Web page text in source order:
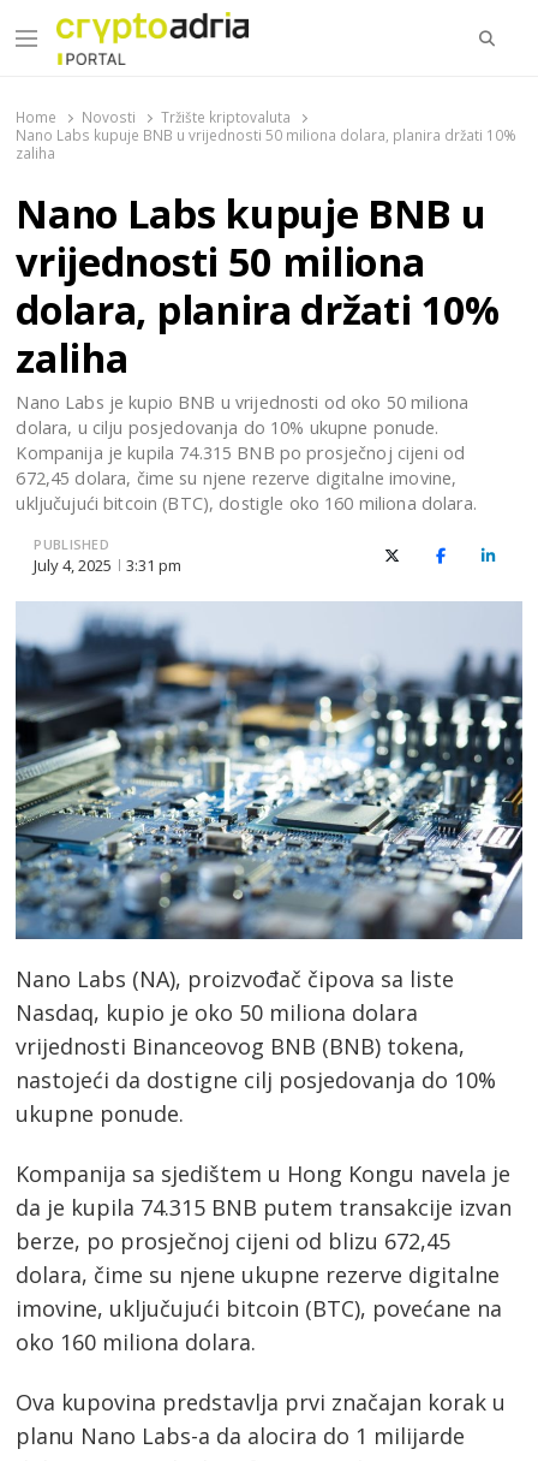
Menu
Home Novosti
Tržište kriptovaluta
Nano Labs kupuje BNB u vrijednosti 50 miliona dolara, planira držati 10%
zaliha
Nano Labs kupuje BNB u
vrijednosti 50 miliona
dolara, planira držati 10%
zaliha
Nano Labs je kupio BNB u vrijednosti od oko 50 miliona
dolara, u cilju posjedovanja do 10% ukupne ponude.
Kompanija je kupila 74.315 BNB po prosječnoj cijeni od
672,45 dolara, čime su njene rezerve digitalne imovine,
uključujući bitcoin (BTC), dostigle oko 160 miliona dolara.
PUBLISHED
July 4, 2025 3:31 pm X (Twitter)Facebook
Nano Labs (NA), proizvođač čipova sa liste
Nasdaq, kupio je oko 50 miliona dolara
vrijednosti Binanceovog BNB (BNB) tokena,
nastojeći da dostigne cilj posjedovanja do 10%
ukupne ponude.
Kompanija sa sjedištem u Hong Kongu navela je
da je kupila 74.315 BNB putem transakcije izvan
berze, po prosječnoj cijeni od blizu 672,45
dolara, čime su njene ukupne rezerve digitalne
imovine, uključujući bitcoin (BTC), povećane na
oko 160 miliona dolara.
Ova kupovina predstavlja prvi značajan korak u
planu Nano Labs-a da alocira do 1 milijarde